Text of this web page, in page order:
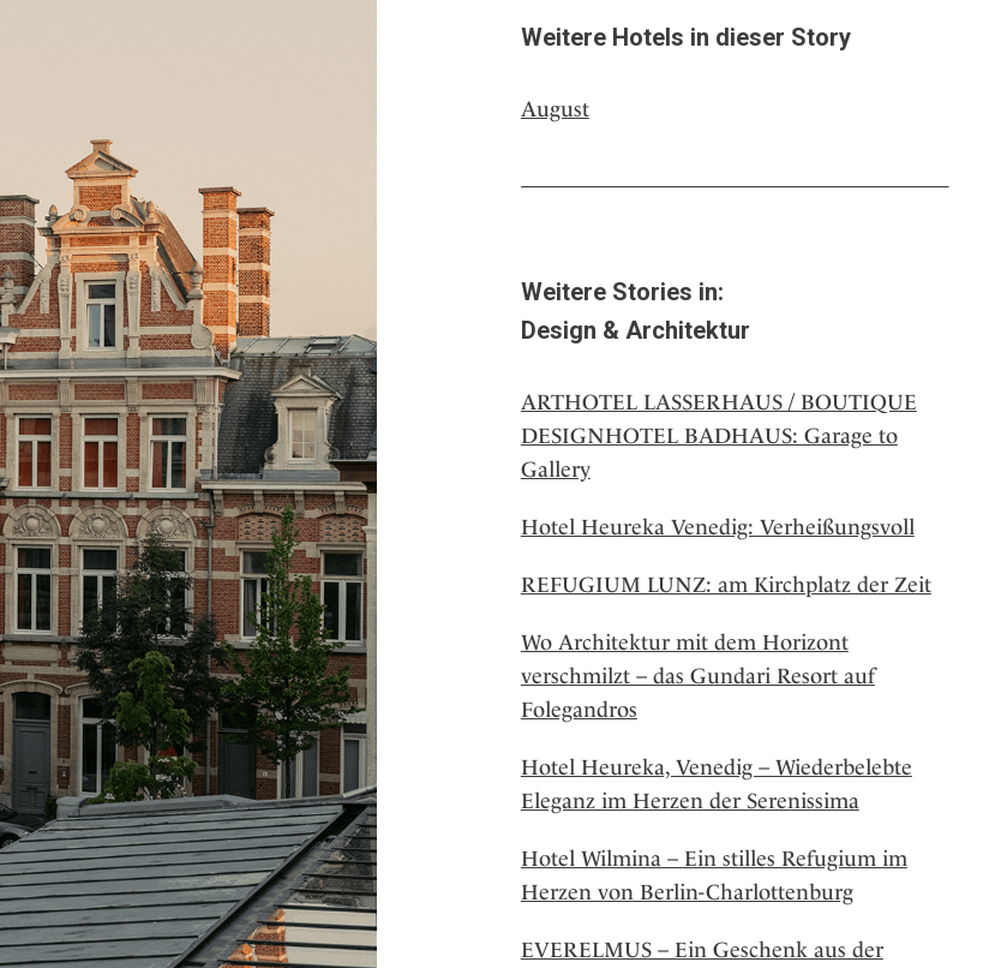
Weitere Hotels in dieser Story
August
Weitere Stories in:
Design & Architektur
ARTHOTEL LASSERHAUS / BOUTIQUE
DESIGNHOTEL BADHAUS: Garage to
Gallery
Hotel Heureka Venedig: Verheißungsvoll
REFUGIUM LUNZ: am Kirchplatz der Zeit
Wo Architektur mit dem Horizont
verschmilzt – das Gundari Resort auf
Folegandros
Hotel Heureka, Venedig – Wiederbelebte
Eleganz im Herzen der Serenissima
Hotel Wilmina – Ein stilles Refugium im
Herzen von Berlin-Charlottenburg
EVERELMUS – Ein Geschenk aus der